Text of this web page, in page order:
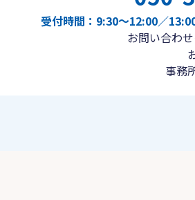
受付時間：9:30〜12:00／
お問い合わ
事務